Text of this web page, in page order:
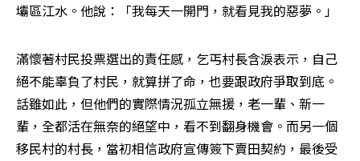
壩區江水。他說：「我每天一開門，就看見我的惡夢。」
滿懷著村民投票選出的責任感，乞丐村長含淚表示，自己
絕不能辜負了村民，就算拼了命，也要跟政府爭取到底。
話雖如此，但他們的實際情況孤立無援，老一輩、新一
輩，全都活在無奈的絕望中，看不到翻身機會。而另一個
移民村的村長，當初相信政府宣傳簽下賣田契約，最後受